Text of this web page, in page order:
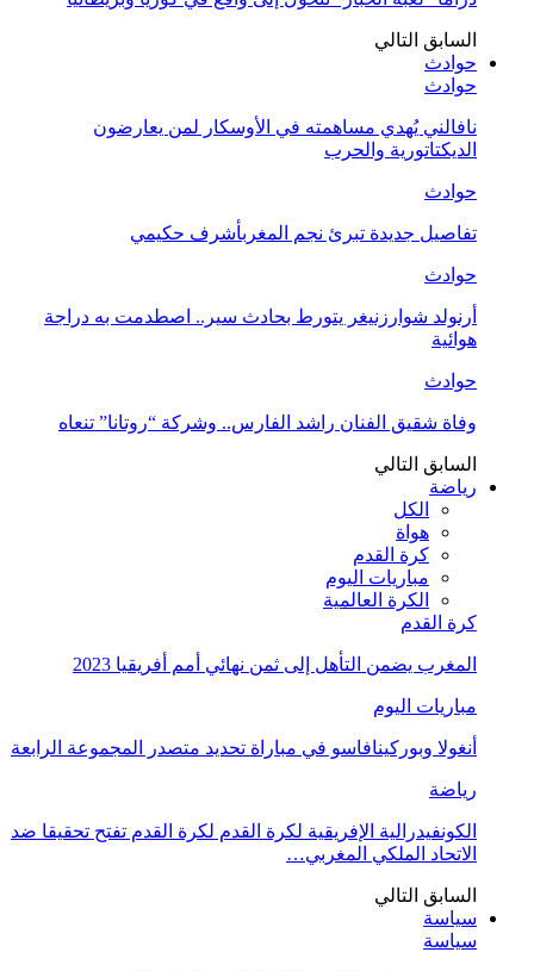
السابق التالي
حوادث
حوادث
نافالني يُهدي مساهمته في الأوسكار لمن يعارضون
الديكتاتورية والحرب
حوادث
تفاصيل جديدة تبرئ نجم المغربأشرف حكيمي
حوادث
أرنولد شوارزنيغر يتورط بحادث سير.. اصطدمت به دراجة
هوائية
حوادث
وفاة شقيق الفنان راشد الفارس.. وشركة “روتانا” تنعاه
السابق التالي
رياضة
الكل
هواة
كرة القدم
مباريات اليوم
الكرة العالمية
كرة القدم
المغرب يضمن التأهل إلى ثمن نهائي أمم أفريقيا 2023
مباريات اليوم
أنغولا وبوركينافاسو في مباراة تحديد متصدر المجموعة الرابعة
رياضة
الكونفيدرالية الإفريقية لكرة القدم لكرة القدم تفتح تحقيقا ضد
الاتحاد الملكي المغربي…
السابق التالي
سياسة
سياسة